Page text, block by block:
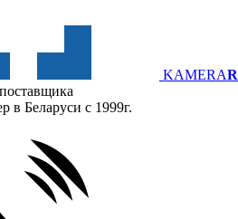
KAMERA
в Беларуси с 1999г.